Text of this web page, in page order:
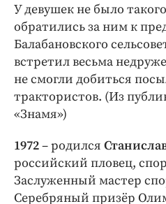
У девушек не было
обратились за ним к
Балабановского
встретил весьма
не смогли добиться
трактористов. (Из
«Знамя»)
1972– родился
российский пловец,
Заслуженный мастер
Серебряный призёр